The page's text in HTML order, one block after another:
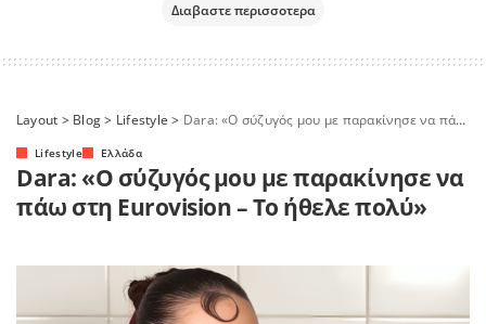
Διαβαστε περισσοτερα
Layout > Blog> Lifestyle > Dara: «Ο σύζυγός μου με παρακίνησε να πάω στη Eurovision – Το ήθελε πολύ»
Lifestyle Ελλάδα
Dara: «Ο σύζυγός μου με παρακίνησε να
πάω στη Eurovision – Το ήθελε πολύ»